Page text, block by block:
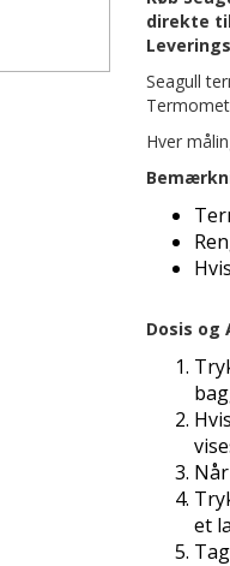
direkte
Seagull
Hver
Dosis og
et